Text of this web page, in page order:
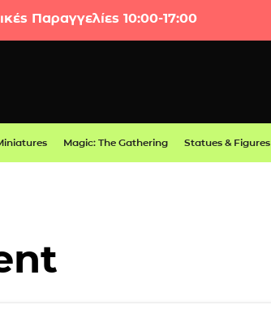
Παραγγελίες 10:00-17:00
Magic: The Gathering Statues & Figures